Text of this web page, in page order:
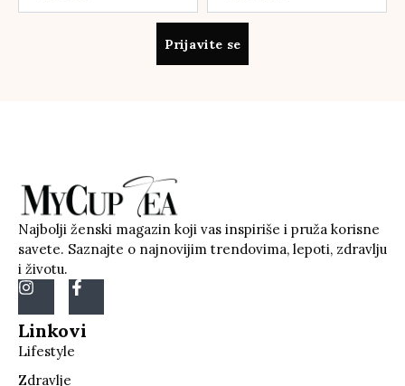
Prijavite se
Najbolji ženski magazin koji vas inspiriše i pruža korisne
savete. Saznajte o najnovijim trendovima, lepoti, zdravlju
i životu.
Linkovi
Lifestyle
Zdravlje